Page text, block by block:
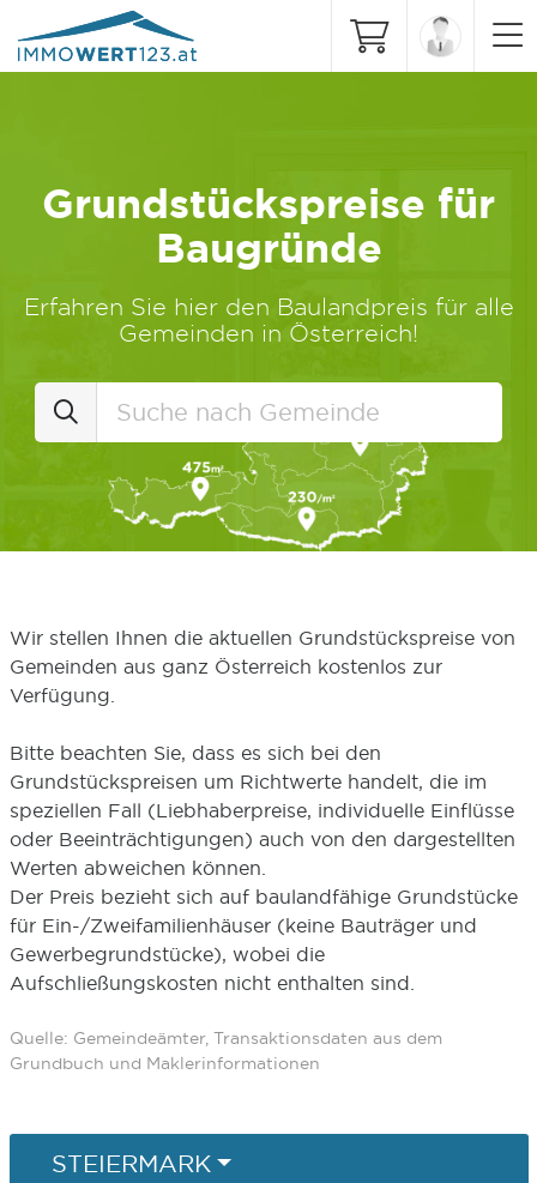
Grundstückspreise für
Baugründe
Erfahren Sie hier den Baulandpreis für alle
Gemeinden in Österreich!
Wir stellen Ihnen die aktuellen Grundstückspreise von
Gemeinden aus ganz Österreich kostenlos zur
Verfügung.
Bitte beachten Sie, dass es sich bei den
Grundstückspreisen um Richtwerte handelt, die im
speziellen Fall (Liebhaberpreise, individuelle Einflüsse
oder Beeinträchtigungen) auch von den dargestellten
Werten abweichen können.
Der Preis bezieht sich auf baulandfähige Grundstücke
für Ein-/Zweifamilienhäuser (keine Bauträger und
Gewerbegrundstücke), wobei die
Aufschließungskosten nicht enthalten sind.
Quelle: Gemeindeämter, Transaktionsdaten aus dem
Grundbuch und Maklerinformationen
STEIERMARK